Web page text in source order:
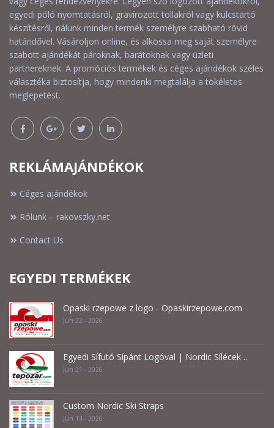
egyedi póló nyomtatásról, gravírozott tollakról vagy kulcstartó
készítésről, nálunk minden termék személyre szabható rövid
határidővel. Vásároljon online, és alkossa meg saját személyre
szabott ajándékát pároknak, barátoknak vagy üzleti
partnereknek. A promóciós termékek és céges ajándékok széles
választéka biztosítja, hogy mindenki megtalálja a tökéletes
meglepetést.
REKLÁMAJÁNDÉKOK
Céges ajándékok
Rólunk – rakovszky.net
Contact Us
EGYEDI TERMÉKEK
Opaski rzepowe z logo - Opaskirzepowe.com
Jun 22 - 2026
Egyedi Sífutó Sípánt Logóval | Nordic Sílécek ..
Jun 21 - 2026
Custom Nordic Ski Straps
Jun 14 - 2026